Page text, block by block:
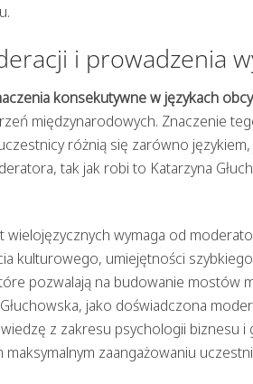
i prowadzenia
konsekutywne w językach
międzynarodowych. Znaczenie
różnią się zarówno
tak jak robi to Katarzyna
wielojęzycznych wymaga od
kulturowego, umiejętności
pozwalają na budowanie mostów
jako doświadczona
z zakresu psychologii biznesu
zaangażowaniu